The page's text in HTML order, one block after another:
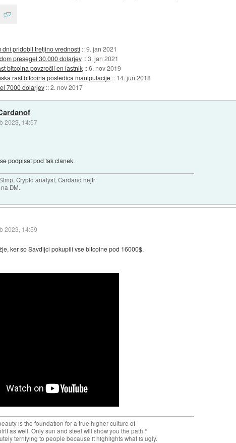
dni pridobil tretjino vrednosti ::9. jan 2021
presegel 30.000 dolarjev ::3. jan 2021
bitcoina povzročil en lastnik ::6. nov 2019
rast bitcoina posledica manipulacije :: 14. jun 2018
7000 dolarjev ::2. nov 2017
2023, 14:57
podpisat pod tak clanek.
Crypto analyst, Cardano hejtr
DM.
2023, 14:59
ker so Savdijci pokupili vse bitcoine pod 16000$.
is the foundation for a true higher culture of
as well. Only sun and steel will show you the path."
terrifying to people because it highlights what is ugly.